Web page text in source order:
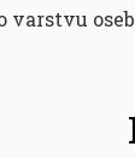
varstvu